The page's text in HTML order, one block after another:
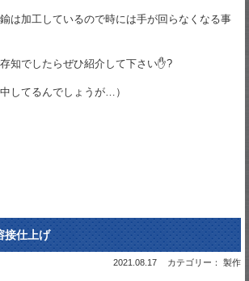
は加工しているので時には手が回らなくなる事
知でしたらぜひ紹介して下さい✋?
してるんでしょうが…）
接仕上げ
2021.08.17 カテゴリー： 製作